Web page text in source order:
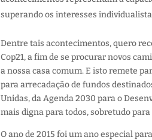
superando os interesses
Dentre tais acontecimentos, quero
Cop21, a fim de se procurar novos
a nossa casa comum. E isto remete
para arrecadação de fundos
Unidas, da Agenda 2030 para o
mais digna para todos, sobretudo
O ano de 2015 foi um ano especial